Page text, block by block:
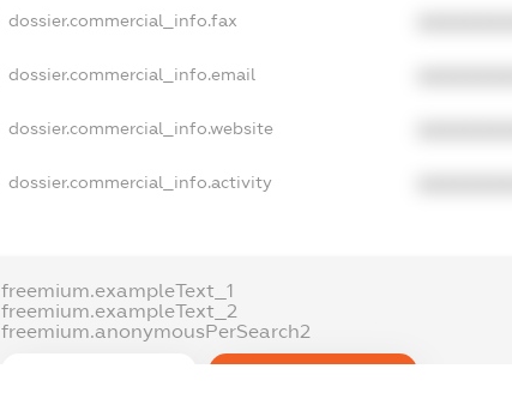
dossier.commercial_info.fax
dossier.commercial_info.email
dossier.commercial_info.website
dossier.commercial_info.activity
freemium.exampleText_1
freemium.exampleText_2
freemium.anonymousPerSearch2